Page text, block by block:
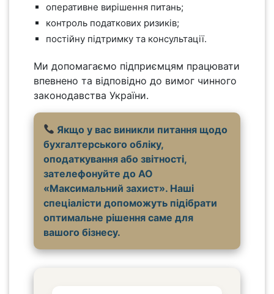
оперативне вирішення питань;
контроль податкових ризиків;
постійну підтримку та консультації.
Ми допомагаємо підприємцям працювати
впевнено та відповідно до вимог чинного
законодавства України.
Якщо у вас виникли питання щодо
бухгалтерського обліку,
оподаткування або звітності,
зателефонуйте до АО
«Максимальний захист». Наші
спеціалісти допоможуть підібрати
оптимальне рішення саме для
вашого бізнесу.